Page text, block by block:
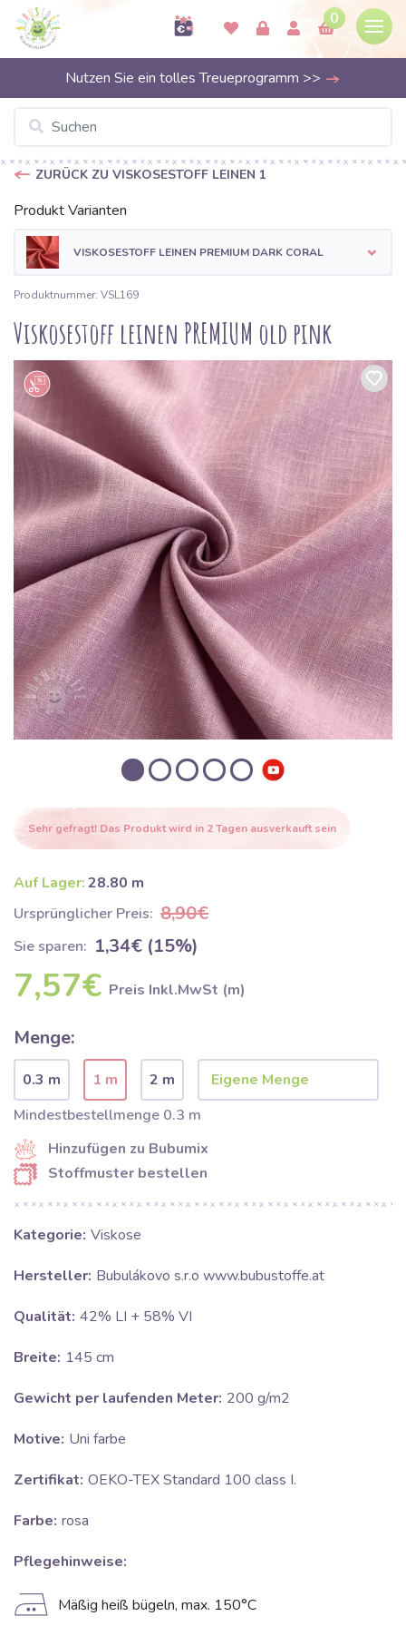
0
Nutzen Sie ein tolles Treueprogramm >>
ZURÜCK ZU VISKOSESTOFF LEINEN 1
Produkt Varianten
VISKOSESTOFF LEINEN PREMIUM DARK CORAL
Produktnummer: VSL169
Viskosestoff leinen PREMIUM old pink
Sehr gefragt! Das Produkt wird in 2 Tagen ausverkauft sein
Auf Lager:28.80 m
Ursprünglicher Preis: 8,90€
Sie sparen: 1,34€ (15%)
7,57€ Preis Inkl.MwSt (m)
Menge:
0.3 m 1 m
2 m
Mindestbestellmenge 0.3 m
Hinzufügen zu Bubumix
Stoffmuster bestellen
Kategorie: Viskose
Hersteller: Bubulákovo s.r.o www.bubustoffe.at
Qualität: 42% LI + 58% VI
Breite: 145 cm
Gewicht per laufenden Meter: 200 g/m2
Motive: Uni farbe
Zertifikat: OEKO-TEX Standard 100 class I.
Farbe: rosa
Pflegehinweise:
E Mäßig heiß bügeln, max. 150°C